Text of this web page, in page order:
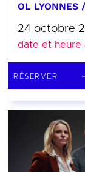
OL LYONNES
24 octobre
date et heure
RÉSERVER